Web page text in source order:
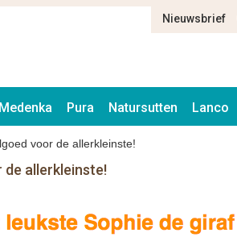
Nieuwsbrief
Medenka Pura Natursutten Lanco
voor de allerkleinste!
de allerkleinste!